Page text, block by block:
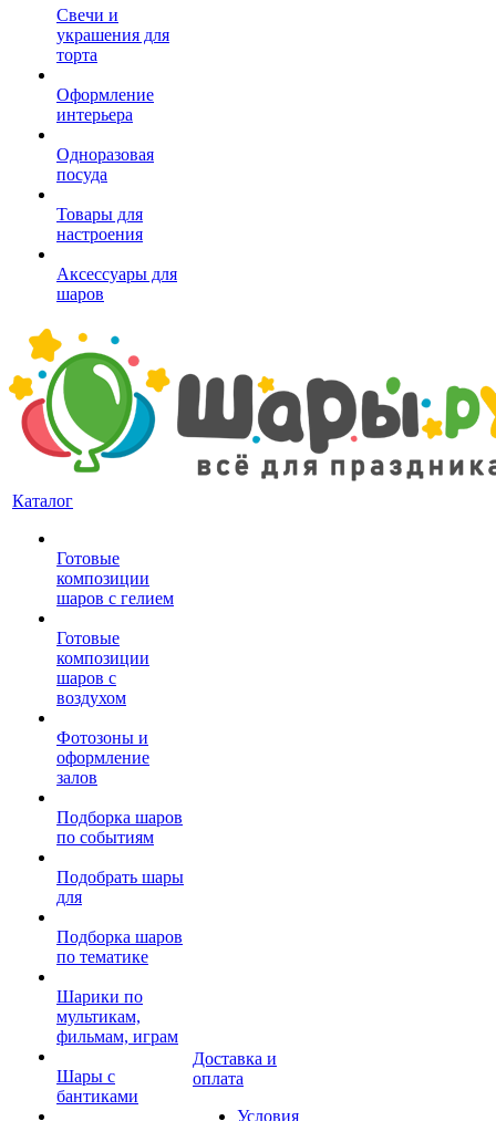
Свечи и
украшения для
торта
Оформление
интерьера
Одноразовая
посуда
Товары для
настроения
Аксессуары для
шаров
Каталог
Готовые
композиции
шаров с гелием
Готовые
композиции
шаров с
воздухом
Фотозоны и
оформление
залов
Подборка шаров
по событиям
Подобрать шары
для
Подборка шаров
по тематике
Шарики по
мультикам,
фильмам, играм
Шары с
бантиками
Доставка и
оплата
Условия